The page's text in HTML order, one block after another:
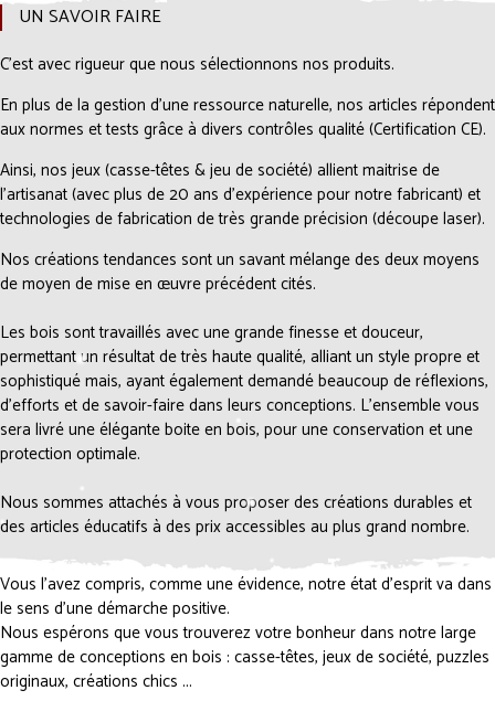
UN SAVOIR FAIRE
C’est avec rigueur que nous sélectionnons nos produits.
En plus de la gestion d’une ressource naturelle, nos articles répondent
aux normes et tests grâce à divers contrôles qualité (Certification CE).
Ainsi, nos jeux (casse-têtes & jeu de société) allient maitrise de
l’artisanat (avec plus de 20 ans d’expérience pour notre fabricant) et
technologies de fabrication de très grande précision (découpe laser).
Nos créations tendances sont un savant mélange des deux moyens
de moyen de mise en œuvre précédent cités.
Les bois sont travaillés avec une grande finesse et douceur,
permettant un résultat de très haute qualité, alliant un style propre et
sophistiqué mais, ayant également demandé beaucoup de réflexions,
d’efforts et de savoir-faire dans leurs conceptions. L'ensemble vous
sera livré une élégante boite en bois, pour une conservation et une
protection optimale.
Nous sommes attachés à vous proposer des créations durables et
des articles éducatifs à des prix accessibles au plus grand nombre.
Vous l’avez compris, comme une évidence, notre état d’esprit va dans
le sens d’une démarche positive.
Nous espérons que vous trouverez votre bonheur dans notre large
gamme de conceptions en bois : casse-têtes, jeux de société, puzzles
originaux, créations chics ...